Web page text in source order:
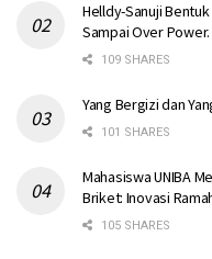
Helldy-Sanuji
Sampai Over Power.
109 SHARES
Yang Bergizi dan
101 SHARES
Mahasiswa UNIBA
Briket: Inovasi
105 SHARES